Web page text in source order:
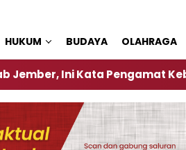
HUKUM BUDAYA OLAHRAGA
Ini Kata Pengamat Kebijakan